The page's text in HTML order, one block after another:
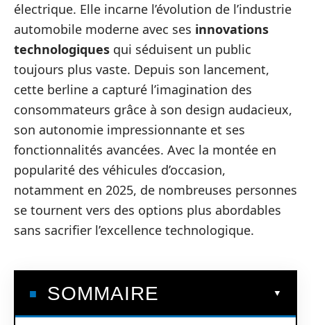
électrique. Elle incarne l’évolution de l’industrie
automobile moderne avec ses innovations
technologiques qui séduisent un public
toujours plus vaste. Depuis son lancement,
cette berline a capturé l’imagination des
consommateurs grâce à son design audacieux,
son autonomie impressionnante et ses
fonctionnalités avancées. Avec la montée en
popularité des véhicules d’occasion,
notamment en 2025, de nombreuses personnes
se tournent vers des options plus abordables
sans sacrifier l’excellence technologique.
SOMMAIRE